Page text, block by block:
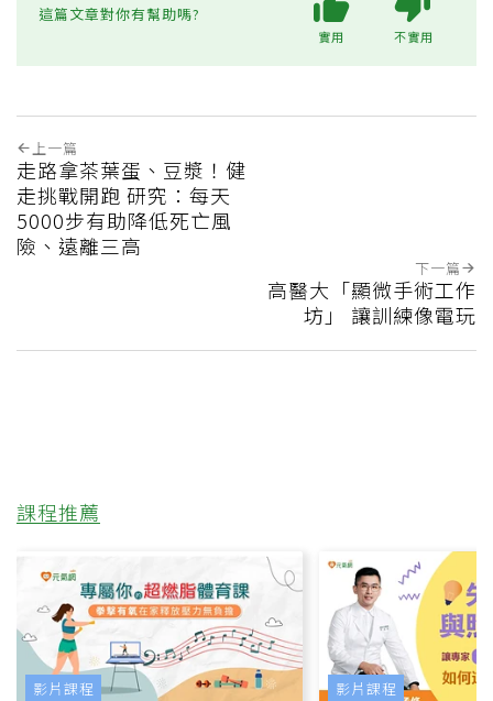
這篇文章對你有幫助嗎?
實用 不實用
上一篇
走路拿茶葉蛋、豆漿！健
走挑戰開跑 研究：每天
5000步有助降低死亡風
險、遠離三高
下一篇
高醫大「顯微手術工作
坊」 讓訓練像電玩
課程推薦
影片課程 影片課程